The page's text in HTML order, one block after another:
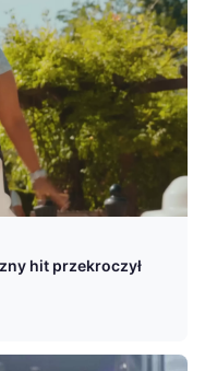
hit przekroczył